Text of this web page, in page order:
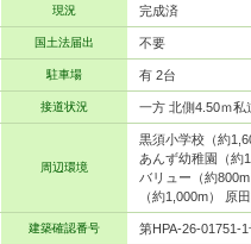
現況 完成済
国土法届出 不要
駐車場 有 2台
接道状況 一方 北側4.50ｍ私
周辺環境
黒須小学校（約
あんず幼稚園（約
バリュー（約
（約1,000m） 原
建築確認番号 第HPA-26-01751-1